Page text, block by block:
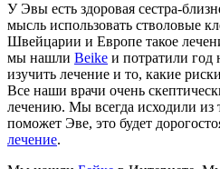
У Эвы есть здоровая сестра-
мысль использовать стволовые
Швейцарии и Европе такое
мы нашли Beike и потратили год
изучить лечение и то, какие
Все наши врачи очень
лечению. Мы всегда исходили из
поможет Эве, это будет
лечение.